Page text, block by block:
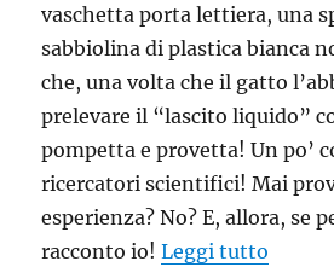
vaschetta porta lettiera, una
sabbiolina di plastica bianca
che, una volta che il gatto
prelevare il “lascito liquido”
pompetta e provetta! Un po’
ricercatori scientifici! Mai
esperienza? No? E, allora, se
racconto io!Leggi tutto